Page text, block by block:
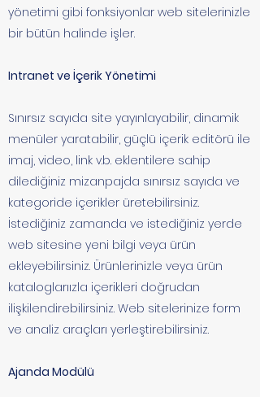
yönetimi gibi fonksiyonlar web sitelerinizle
bir bütün halinde işler.
Intranet ve İçerik Yönetimi
Sınırsız sayıda site yayınlayabilir, dinamik
menüler yaratabilir, güçlü içerik editörü ile
imaj, video, link v.b. eklentilere sahip
dilediğiniz mizanpajda sınırsız sayıda ve
kategoride içerikler üretebilirsiniz.
İstediğiniz zamanda ve istediğiniz yerde
web sitesine yeni bilgi veya ürün
ekleyebilirsiniz. Ürünlerinizle veya ürün
kataloglarıızla içerikleri doğrudan
ilişkilendirebilirsiniz. Web sitelerinize form
ve analiz araçları yerleştirebilirsiniz.
Ajanda Modülü